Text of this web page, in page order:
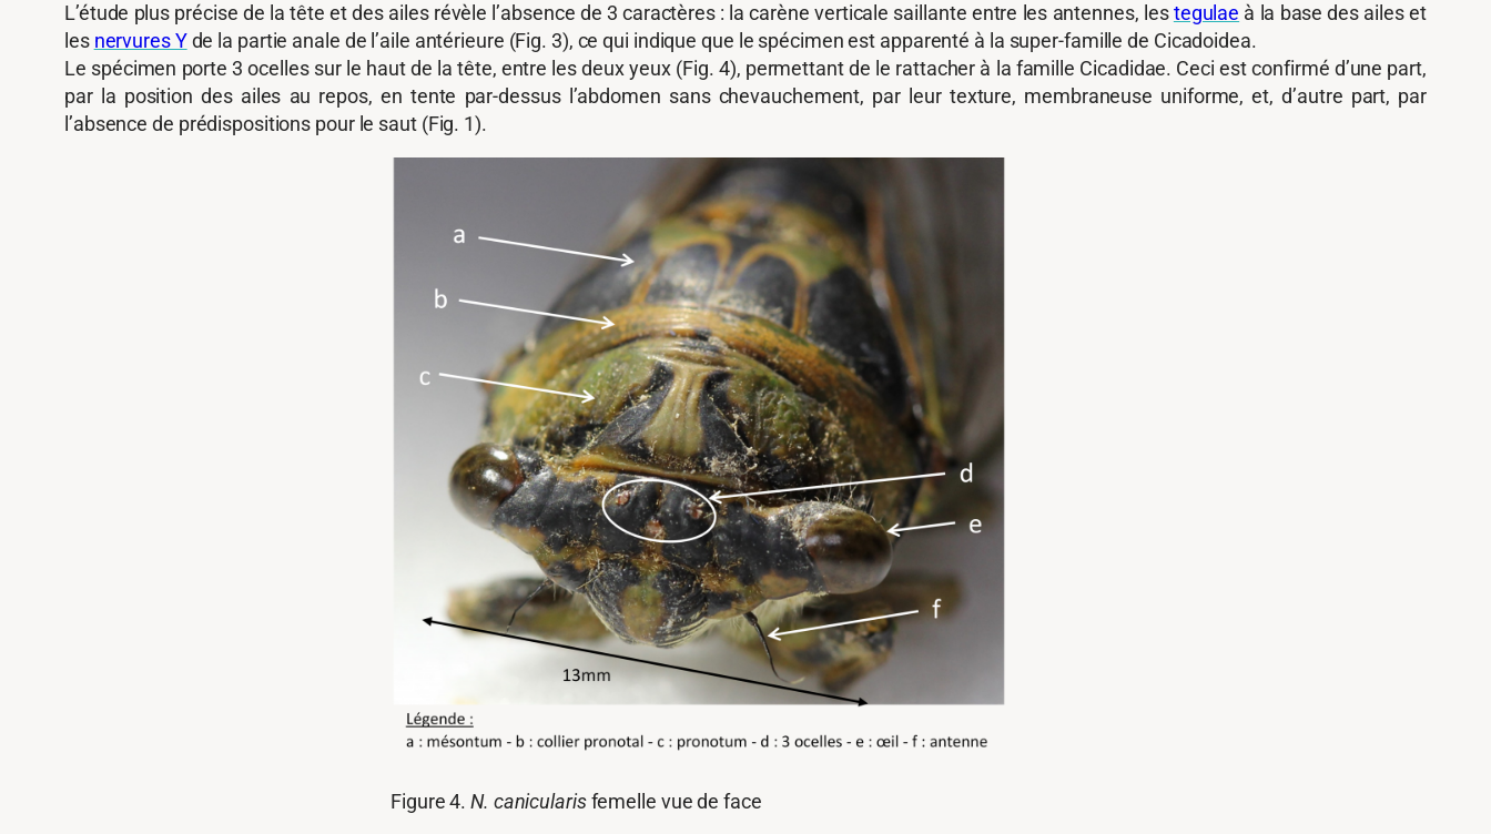
L’étude plus précise de la tête et des ailes révèle l’absence de 3 caractères : la carène verticale saillante entre les antennes, lestegulae à la base des ailes et
les nervures Yde la partie anale de l’aile antérieure (Fig. 3), ce qui indique que le spécimen est apparenté à la super-famille de Cicadoidea.
Le spécimen porte 3 ocelles sur le haut de la tête, entre les deux yeux (Fig. 4), permettant de le rattacher à la famille Cicadidae. Ceci est confirmé d’une part,
par la position des ailes au repos, en tente par-dessus l’abdomen sans chevauchement, par leur texture, membraneuse uniforme, et, d’autre part, par
l’absence de prédispositions pour le saut (Fig. 1).
Figure 4. N. canicularisfemelle vue de face